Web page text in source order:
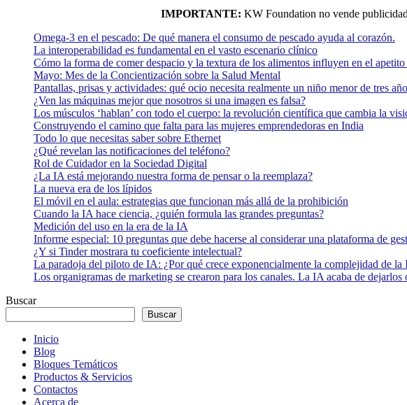
IMPORTANTE: KW Foundation no vende
Omega-3 en el pescado: De qué manera el consumo de pescado ayuda al corazón.
La interoperabilidad es fundamental en el vasto escenario clínico
Cómo la forma de comer despacio y la textura de los alimentos influyen en el
Mayo: Mes de la Concientización sobre la Salud Mental
Pantallas, prisas y actividades: qué ocio necesita realmente un niño menor de tres
¿Ven las máquinas mejor que nosotros si una imagen es falsa?
Los músculos ‘hablan’ con todo el cuerpo: la revolución científica que cambia la
Construyendo el camino que falta para las mujeres emprendedoras en India
Todo lo que necesitas saber sobre Ethernet
¿Qué revelan las notificaciones del teléfono?
Rol de Cuidador en la Sociedad Digital
¿La IA está mejorando nuestra forma de pensar o la reemplaza?
La nueva era de los lípidos
El móvil en el aula: estrategias que funcionan más allá de la prohibición
Cuando la IA hace ciencia, ¿quién formula las grandes preguntas?
Medición del uso en la era de la IA
Informe especial: 10 preguntas que debe hacerse al considerar una plataforma de
¿Y si Tinder mostrara tu coeficiente intelectual?
La paradoja del piloto de IA: ¿Por qué crece exponencialmente la complejidad de la
Los organigramas de marketing se crearon para los canales. La IA acaba de dejarlos
Buscar
Buscar
Inicio
Blog
Bloques Temáticos
Productos & Servicios
Contactos
Acerca de